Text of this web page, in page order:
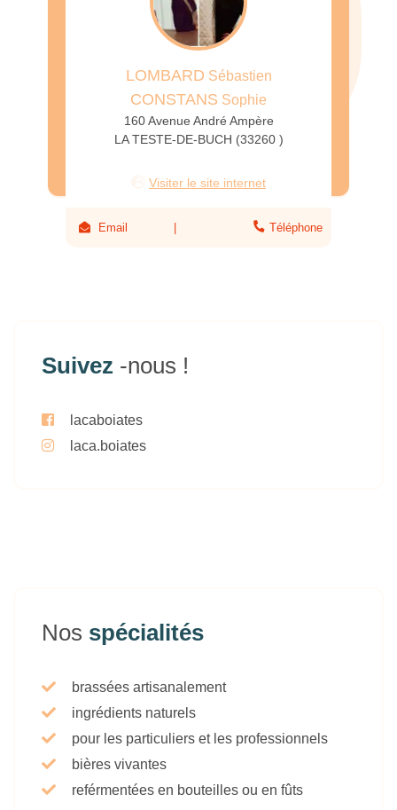
LOMBARD Sébastien
CONSTANS Sophie
160 Avenue André Ampère
LA TESTE-DE-BUCH (33260 )
Visiter le site internet
Email Téléphone
Suivez -nous !
lacaboiates
laca.boiates
Nos spécialités
brassées artisanalement
ingrédients naturels
pour les particuliers et les professionnels
bières vivantes
reférmentées en bouteilles ou en fûts